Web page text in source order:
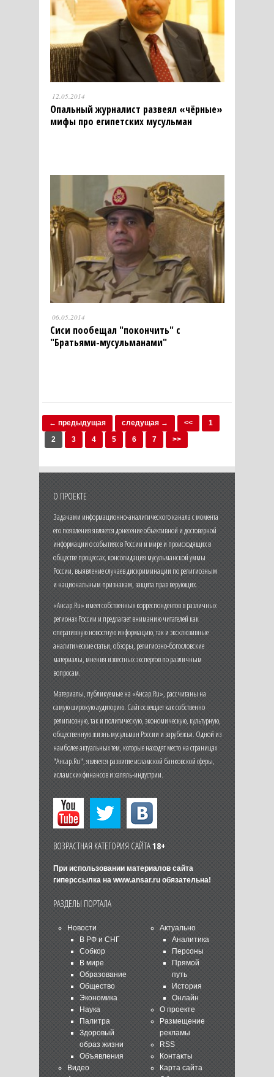
12.05.2014
Опальный журналист развеял «чёрные»
мифы про египетских мусульман
06.05.2014
Сиси пообещал "покончить" с
"Братьями-мусульманами"
← предыдущая следущая → <<
1
2
3 4 5 6 7 >>
О ПРОЕКТЕ
Задачами информационно-аналитического канала с момента
его появления является донесение объективной и достоверной
информации о событиях в России и мире и происходящих в
обществе процессах, консолидация мусульманской уммы
России, выявление случаев дискриминации по религиозным
и национальным признакам, защита прав верующих.
«Ансар.Ru» имеет собственных корреспондентов в различных
регионах России и предлагает вниманию читателей как
оперативную новостную информацию, так и эксклюзивные
аналитические статьи, обзоры, религиозно-богословские
материалы, мнения известных экспертов по различным
вопросам.
Материалы, публикуемые на «Ансар.Ru», рассчитаны на
самую широкую аудиторию. Сайт освещает как собственно
религиозную, так и политическую, экономическую, культурную,
общественную жизнь мусульман России и зарубежья. Одной из
наиболее актуальных тем, которые находят место на страницах
"Ансар.Ru", является развитие исламской банковской сферы,
исламских финансов и халяль-индустрии.
ВОЗРАСТНАЯ КАТЕГОРИЯ САЙТА18+
При использовании материалов сайта
гиперссылка на www.ansar.ruобязательна!
РАЗДЕЛЫ ПОРТАЛА
Новости
В РФ и СНГ
Собкор
В мире
Образование
Общество
Экономика
Наука
Палитра
Здоровый
образ жизни
Объявления
Видео
Актуально
Аналитика
Персоны
Прямой
путь
История
Онлайн
О проекте
Размещение
рекламы
RSS
Контакты
Карта сайта